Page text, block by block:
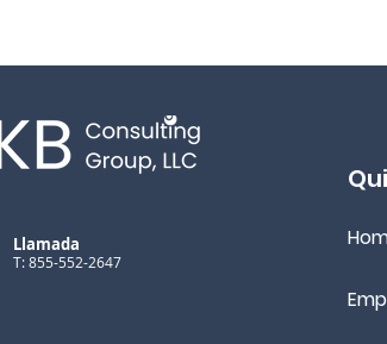
Llamada
T: 855-552-2647